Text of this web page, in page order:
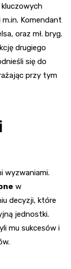
Komendant
oraz mł. bryg.
drugiego
się do
przy tym
wyzwaniami.
w
decyzji, które
jednostki.
mu sukcesów i